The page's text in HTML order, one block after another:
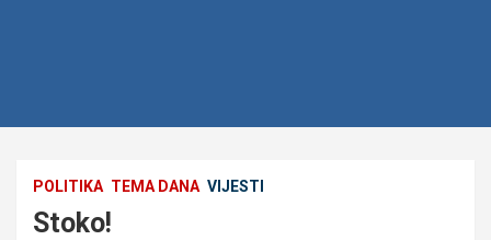
POLITIKA TEMA DANA VIJESTI
Stoko!